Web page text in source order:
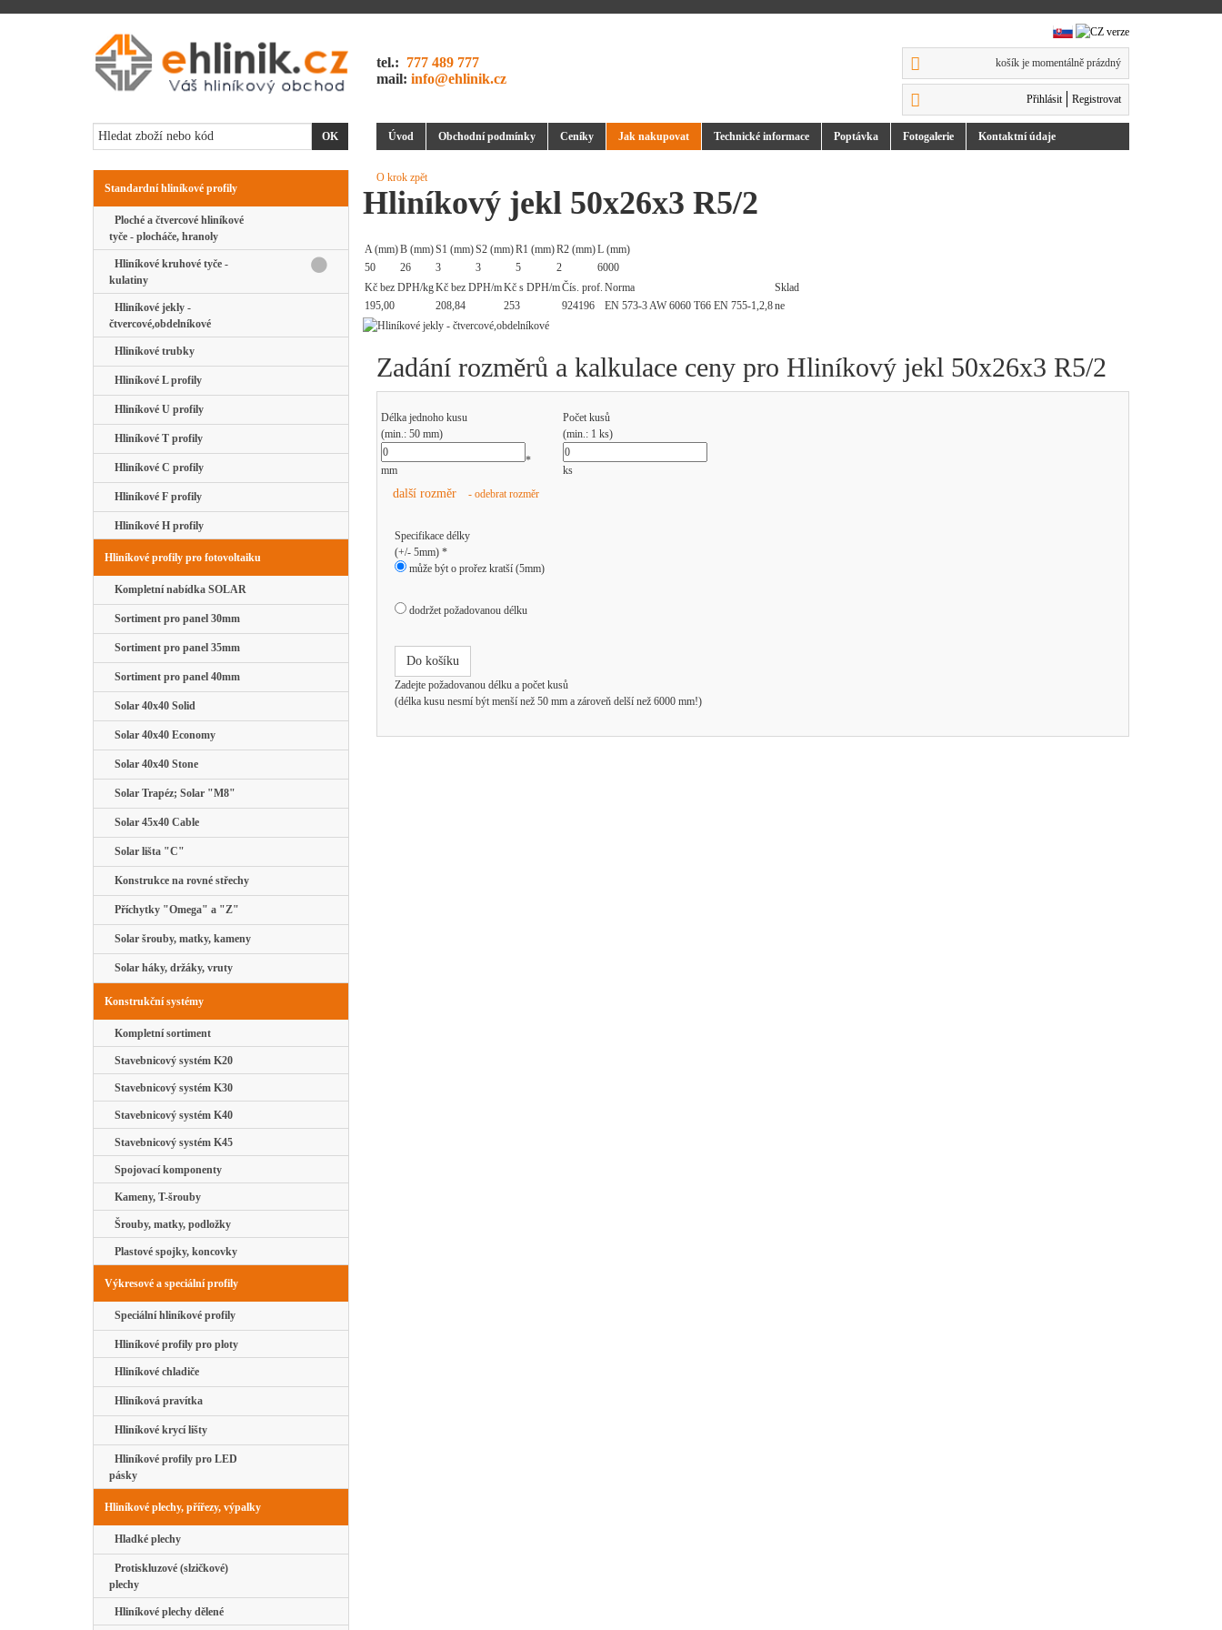
tel.: 777 489 777
mail: info@ehlinik.cz
košík je momentálně prázdný
Přihlásit Registrovat
Úvod Obchodní podmínky Ceníky Jak nakupovat Technické informace Poptávka Fotogalerie Kontaktní údaje
Standardní hliníkové profily
Ploché a čtvercové hliníkové
tyče - plocháče, hranoly
Hliníkové kruhové tyče -
kulatiny
Hliníkové jekly -
čtvercové,obdelníkové
Hliníkové trubky
Hliníkové L profily
Hliníkové U profily
Hliníkové T profily
Hliníkové C profily
Hliníkové F profily
Hliníkové H profily
Hliníkové profily pro fotovoltaiku
Kompletní nabídka SOLAR
Sortiment pro panel 30mm
Sortiment pro panel 35mm
Sortiment pro panel 40mm
Solar 40x40 Solid
Solar 40x40 Economy
Solar 40x40 Stone
Solar Trapéz; Solar "M8"
Solar 45x40 Cable
Solar lišta "C"
Konstrukce na rovné střechy
Příchytky "Omega" a "Z"
Solar šrouby, matky, kameny
Solar háky, držáky, vruty
Konstrukční systémy
Kompletní sortiment
Stavebnicový systém K20
Stavebnicový systém K30
Stavebnicový systém K40
Stavebnicový systém K45
Spojovací komponenty
Kameny, T-šrouby
Šrouby, matky, podložky
Plastové spojky, koncovky
Výkresové a speciální profily
Speciální hliníkové profily
Hliníkové profily pro ploty
Hliníkové chladiče
Hliníková pravítka
Hliníkové krycí lišty
Hliníkové profily pro LED
pásky
Hliníkové plechy, přířezy, výpalky
Hladké plechy
Protiskluzové (slzičkové)
plechy
Hliníkové plechy dělené
O krok zpět
Hliníkový jekl 50x26x3 R5/2
A (mm)B (mm)S1 (mm)S2 (mm)R1 (mm)R2 (mm)L (mm)
50
26 3 3 5 2
6000
Kč bez DPH/kgKč bez DPH/mKč s DPH/mČís. prof. Norma
Sklad
195,00
208,84 253 924196 EN 573-3 AW 6060 T66 EN 755-1,2,8ne
Zadání rozměrů a kalkulace ceny pro Hliníkový jekl 50x26x3 R5/2
Délka jednoho kusu
(min.: 50 mm)
Počet kusů
(min.: 1 ks)
mm
*
ks
další rozměr - odebrat rozměr
Specifikace délky
(+/- 5mm) *
může být o prořez kratší (5mm)
dodržet požadovanou délku
Do košíku
Zadejte požadovanou délku a počet kusů
(délka kusu nesmí být menší než 50 mm a zároveň delší než 6000 mm!)